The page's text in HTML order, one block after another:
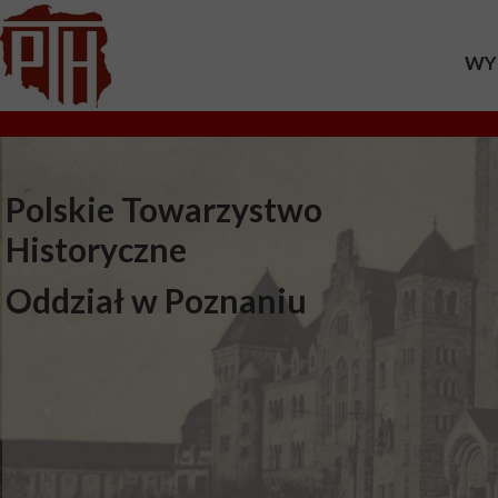
Polskie Towarzystwo
Historyczne
Oddział w Poznaniu